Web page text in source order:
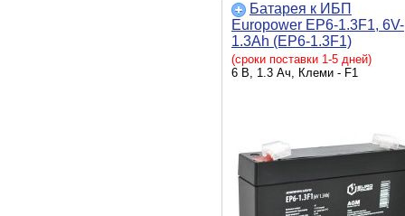
Батарея к ИБП
Europower EP6-1.3F1, 6V-
1.3Ah (EP6-1.3F1)
(сроки поставки 1-5 дней)
6 В, 1.3 Ач, Клеми - F1